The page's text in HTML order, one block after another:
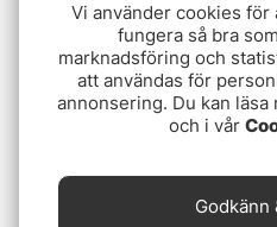
Vi använder cookies för
fungera så bra
marknadsföring och
att användas för
annonsering. Du kan läsa
och i vår
Godkänn